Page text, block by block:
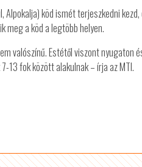
Alpokalja) köd ismét terjeszkedni
meg a köd a legtöbb helyen.
valószínű. Estétől viszont nyugaton
13 fok között alakulnak – írja az MTI.